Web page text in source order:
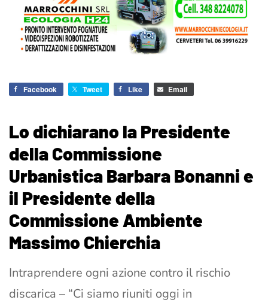
Facebook Tweet Like Email
Lo dichiarano la Presidente
della Commissione
Urbanistica Barbara Bonanni e
il Presidente della
Commissione Ambiente
Massimo Chierchia
Intraprendere ogni azione contro il rischio
discarica – “Ci siamo riuniti oggi in